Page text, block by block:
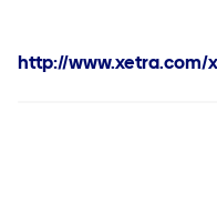
http://www.xetra.com/